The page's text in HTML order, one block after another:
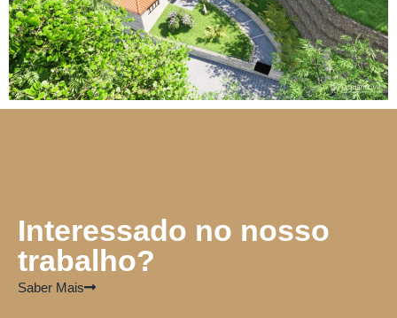
Interessado no nosso
trabalho?
Saber Mais